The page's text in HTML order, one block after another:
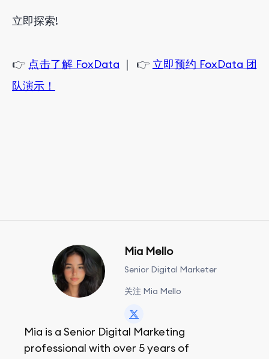
立即探索!
👉 点击了解 FoxData ｜ 👉 立即预约 FoxData 团
队演示！
Mia Mello
Senior Digital Marketer
关注 Mia Mello
Mia is a Senior Digital Marketing
professional with over 5 years of